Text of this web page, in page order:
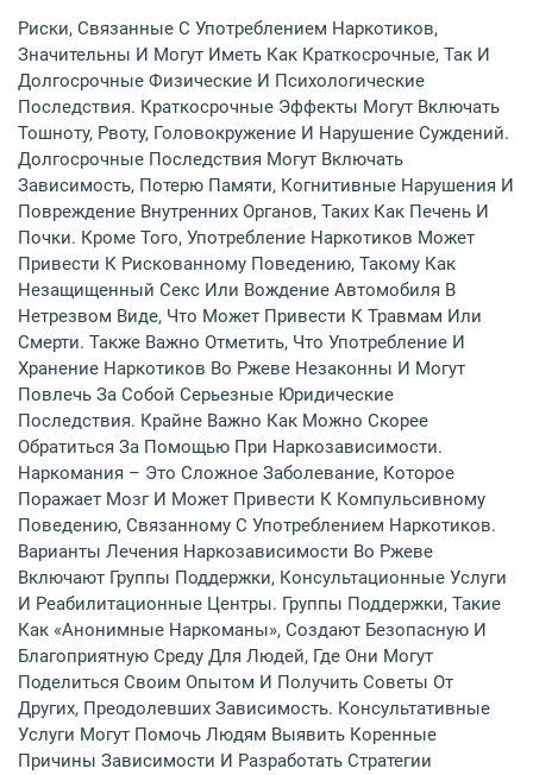
Риски, Связанные С Употреблением Наркотиков,
Значительны И Могут Иметь Как Краткосрочные, Так И
Долгосрочные Физические И Психологические
Последствия. Краткосрочные Эффекты Могут Включать
Тошноту, Рвоту, Головокружение И Нарушение Суждений.
Долгосрочные Последствия Могут Включать
Зависимость, Потерю Памяти, Когнитивные Нарушения И
Повреждение Внутренних Органов, Таких Как Печень И
Почки. Кроме Того, Употребление Наркотиков Может
Привести К Рискованному Поведению, Такому Как
Незащищенный Секс Или Вождение Автомобиля В
Нетрезвом Виде, Что Может Привести К Травмам Или
Смерти. Также Важно Отметить, Что Употребление И
Хранение Наркотиков Во Ржеве Незаконны И Могут
Повлечь За Собой Серьезные Юридические
Последствия. Крайне Важно Как Можно Скорее
Обратиться За Помощью При Наркозависимости.
Наркомания – Это Сложное Заболевание, Которое
Поражает Мозг И Может Привести К Компульсивному
Поведению, Связанному С Употреблением Наркотиков.
Варианты Лечения Наркозависимости Во Ржеве
Включают Группы Поддержки, Консультационные Услуги
И Реабилитационные Центры. Группы Поддержки, Такие
Как «Анонимные Наркоманы», Создают Безопасную И
Благоприятную Среду Для Людей, Где Они Могут
Поделиться Своим Опытом И Получить Советы От
Других, Преодолевших Зависимость. Консультативные
Услуги Могут Помочь Людям Выявить Коренные
Причины Зависимости И Разработать Стратегии